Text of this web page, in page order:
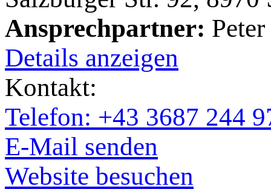
Ansprechpartner:
Details anzeigen
Kontakt:
Telefon: +43 3687 244
E-Mail senden
Website besuchen